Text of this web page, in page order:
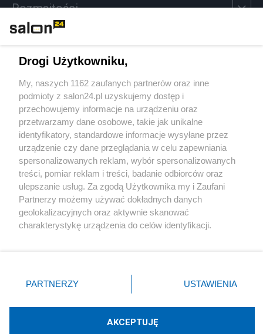
Rozmaitości
Sport
Społeczeństwo
Kultura
X Facebook Instagram Youtube
Drogi Użytkowniku,
My, naszych 1162 zaufanych partnerów oraz inne
podmioty z salon24.pl uzyskujemy dostęp i
przechowujemy informacje na urządzeniu oraz
przetwarzamy dane osobowe, takie jak unikalne
identyfikatory, standardowe informacje wysyłane przez
urządzenie czy dane przeglądania w celu zapewniania
spersonalizowanych reklam, wybór spersonalizowanych
treści, pomiar reklam i treści, badanie odbiorców oraz
ulepszanie usług. Za zgodą Użytkownika my i Zaufani
Partnerzy możemy używać dokładnych danych
geolokalizacyjnych oraz aktywnie skanować
charakterystykę urządzenia do celów identyfikacji.
zmienić/wycofać klikając przycisk ustawień prywatności
znajdujący się w lewym dolnym rogu strony
rodzaje przetwarzania danych nie wymagają zgody
użytkownika, ale masz prawo sprzeciwić się takiemu
PARTNERZY USTAWIENIA
AKCEPTUJĘ